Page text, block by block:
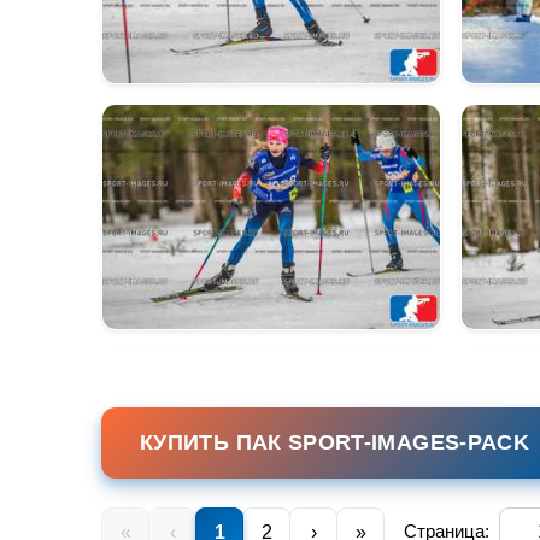
КУПИТЬ ПАК SPORT-IMAGES-PACK
« ‹ 1 2 › » Страница: